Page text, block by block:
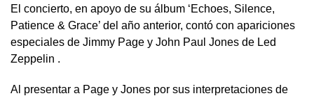
El concierto, en apoyo de su álbum ‘Echoes, Silence,
Patience & Grace’ del año anterior, contó con apariciones
especiales de Jimmy Page y John Paul Jones de Led
Zeppelin .
Al presentar a Page y Jones por sus interpretaciones de